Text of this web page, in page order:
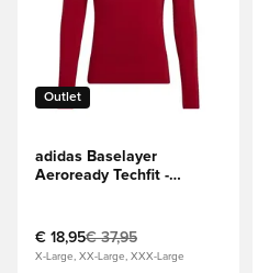
Outlet
adidas Baselayer
Aeroready Techfit -
€ 18,95€ 37,95
X-Large, XX-Large, XXX-Large